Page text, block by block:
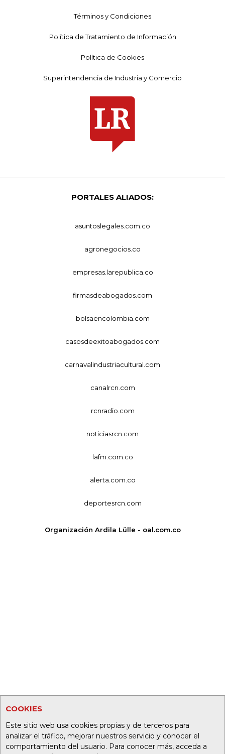
COOKIES
Este sitio web usa cookies propias y de terceros para
analizar el tráfico, mejorar nuestros servicio y conocer el
comportamiento del usuario. Para conocer más, acceda a
Términos y Condiciones
Política de Tratamiento de Información
Política de Cookies
Superintendencia de Industria y Comercio
PORTALES ALIADOS:
asuntoslegales.com.co
agronegocios.co
empresas.larepublica.co
firmasdeabogados.com
bolsaencolombia.com
casosdeexitoabogados.com
carnavalindustriacultural.com
canalrcn.com
rcnradio.com
noticiasrcn.com
lafm.com.co
alerta.com.co
deportesrcn.com
Organización Ardila Lülle - oal.com.co